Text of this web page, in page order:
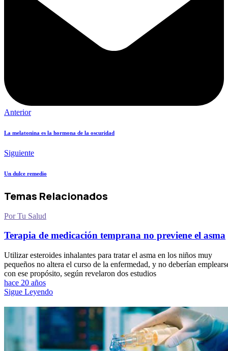
Anterior
La melatonina es la hormona de la oscuridad
Siguiente
Un dulce remedio
Temas Relacionados
Por Tu Salud
Terapia de medicación temprana no previene el asma
Utilizar esteroides inhalantes para tratar el asma en los niños muy
pequeños no altera el curso de la enfermedad, y no deberían
con ese propósito, según revelaron dos estudios
hace 20 años
Sigue Leyendo